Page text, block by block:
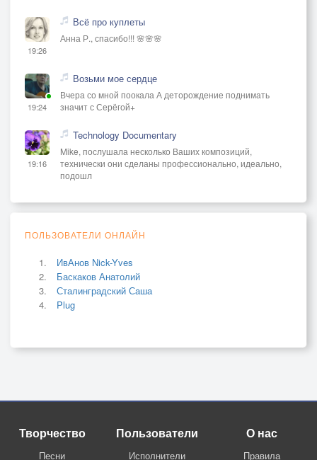
19:26
Всё про куплеты
Анна Р., спасибо!!! 🌸🌸🌸
19:24
Возьми мое сердце
Вчера со мной поокала А деторождение поднимать
значит с Серёгой+
19:16
Technology Documentary
Mike, послушала несколько Ваших композиций,
технически они сделаны профессионально, идеально,
подошл
ПОЛЬЗОВАТЕЛИ ОНЛАЙН
ИвАнов Nick-Yves
Баскаков Анатолий
Сталинградский Саша
Plug
Творчество
Песни
Пользователи
Исполнители
О нас
Правила